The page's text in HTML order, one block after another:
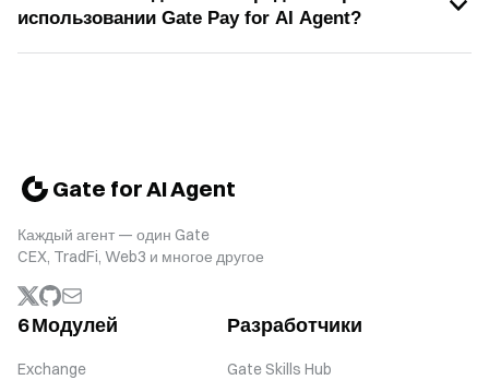
использовании Gate Pay for AI Agent?
Gate for AI Agent
Каждый агент — один Gate
CEX, TradFi, Web3 и многое другое
6 Модулей
Exchange
Разработчики
Gate Skills Hub